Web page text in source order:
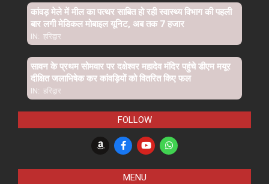
कांवड़ मेले में मील का पत्थर साबित हो रही स्वास्थ्य विभाग की पहली
बार लगी मेडिकल मोबाइल यूनिट, अब तक 7 हजार
IN: हरिद्वार
सावन के प्रथम सोमवार पर दक्षेश्वर महादेव मंदिर पहुंचे डीएम मयूर
दीक्षित जलाभिषेक कर कांवड़ियों को वितरित किए फल
IN: हरिद्वार
FOLLOW
MENU